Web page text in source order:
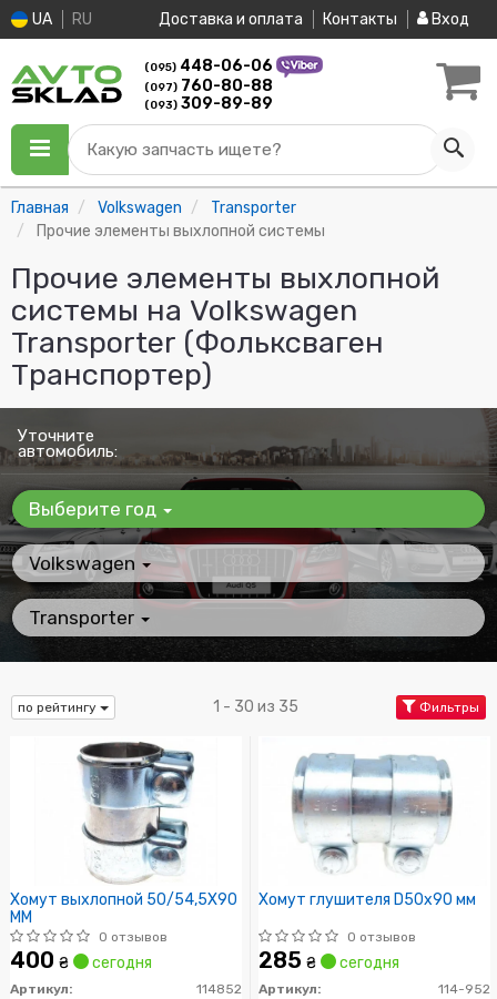
UA RU Доставка и оплата Контакты Вход
(095) 448-06-06
(097) 760-80-88
(093) 309-89-89
Какую запчасть ищете?
Главная Volkswagen
Transporter
Прочие элементы выхлопной системы
Прочие элементы выхлопной
системы на Volkswagen
Transporter (Фольксваген
Транспортер)
Уточните
автомобиль:
Выберите год
Volkswagen
Transporter
по рейтингу 1 - 30 из 35 Фильтры
Хомут выхлопной 50/54,5X90
MM
0 отзывов
400 ₴ сегодня
Артикул:
114852
Хомут глушителя D50x90 мм
0 отзывов
285 ₴ сегодня
Артикул:
114-952